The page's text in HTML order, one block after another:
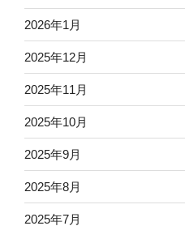
2026年1月
2025年12月
2025年11月
2025年10月
2025年9月
2025年8月
2025年7月